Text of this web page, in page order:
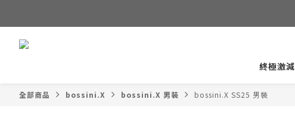
終極激減
全部商品 bossini.X bossini.X 男裝 bossini.X SS25 男裝